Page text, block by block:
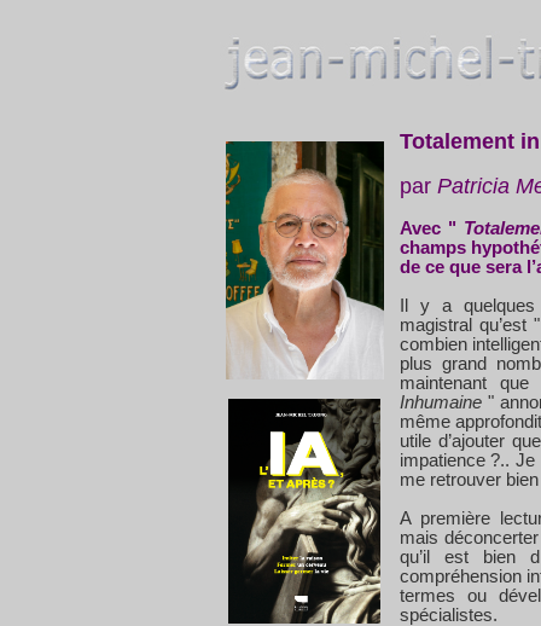
Totalement
par Patricia
Avec "
champs
de ce que sera
Il y a
magistral qu’est
combien
plus grand
maintenant
Inhumaine"
même
utile d’ajouter
impatience ?.. Je
me retrouver
A première
mais
qu’il est bien
compréhension
termes ou
spécialistes.